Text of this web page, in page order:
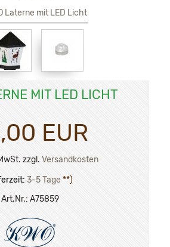
Laterne mit LED Licht
MIT LED LICHT
EUR
zzgl. Versandkosten
3-5 Tage **)
Art.Nr.: A75859